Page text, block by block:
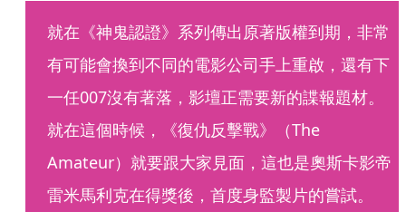
就在《神鬼認證》系列傳出原著版權到期，非常
有可能會換到不同的電影公司手上重啟，還有下
一任007沒有著落，影壇正需要新的諜報題材。
就在這個時候，《復仇反擊戰》（The
Amateur）就要跟大家見面，這也是奧斯卡影帝
雷米馬利克在得獎後，首度身監製片的嘗試。